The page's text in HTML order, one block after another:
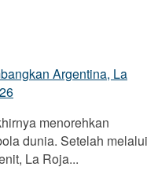
menorehkan
dunia. Setelah melalui
La Roja...